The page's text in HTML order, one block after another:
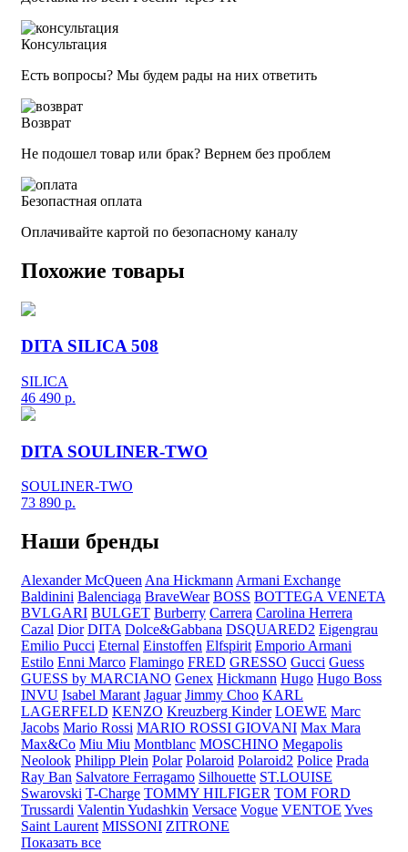
Консультация
Есть вопросы? Мы будем рады на них ответить
Возврат
Не подошел товар или брак? Вернем без проблем
Безопастная оплата
Оплачивайте картой по безопасному каналу
Похожие товары
DITA SILICA 508
SILICA
46 490 р.
DITA SOULINER-TWO
SOULINER-TWO
73 890 р.
Наши бренды
Alexander McQueen Ana Hickmann Armani Exchange
Baldinini Balenciaga BraveWear BOSS BOTTEGA VENETA
BVLGARI BULGET Burberry Carrera Carolina Herrera
Cazal Dior DITA Dolce&Gabbana DSQUARED2 Eigengrau
Emilio Pucci Eternal Einstoffen Elfspirit Emporio Armani
Estilo Enni Marco Flamingo FRED GRESSO Gucci Guess
GUESS by MARCIANO Genex Hickmann Hugo Hugo Boss
INVU Isabel Marant Jaguar Jimmy Choo KARL
LAGERFELD KENZO Kreuzberg Kinder LOEWE Marc
Jacobs Mario Rossi MARIO ROSSI GIOVANI Max Mara
Max&Co Miu Miu Montblanc MOSCHINO Megapolis
Neolook Philipp Plein Polar Polaroid Polaroid2 Police Prada
Ray Ban Salvatore Ferragamo Silhouette ST.LOUISE
Swarovski T-Charge TOMMY HILFIGER TOM FORD
Trussardi Valentin Yudashkin Versace Vogue VENTOE Yves
Saint Laurent MISSONI ZITRONE
Показать все